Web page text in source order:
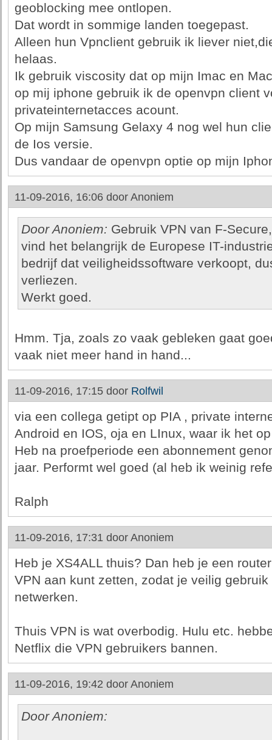
geoblocking mee ontlopen.
Dat wordt in sommige landen toegepast.
Alleen hun Vpnclient gebruik ik liever
helaas.
Ik gebruik viscosity dat op mijn Imac en
op mij iphone gebruik ik de openvpn client
privateinternetacces acount.
Op mijn Samsung Gelaxy 4 nog wel hun
de Ios versie.
Dus vandaar de openvpn optie op mijn
11-09-2016, 16:06 door Anoniem
Door Anoniem: Gebruik VPN van F-
vind het belangrijk de Europese IT-
bedrijf dat veiligheidssoftware verkoopt,
verliezen.
Werkt goed.
Hmm. Tja, zoals zo vaak gebleken gaat
vaak niet meer hand in hand...
11-09-2016, 17:15 door Rolfwil
via een collega getipt op PIA , private
Android en IOS, oja en LInux, waar ik het
Heb na proefperiode een abonnement
jaar. Performt wel goed (al heb ik weinig
Ralph
11-09-2016, 17:31 door Anoniem
Heb je XS4ALL thuis? Dan heb je een
VPN aan kunt zetten, zodat je veilig
netwerken.
Thuis VPN is wat overbodig. Hulu etc.
Netflix die VPN gebruikers bannen.
11-09-2016, 19:42 door Anoniem
Door Anoniem: